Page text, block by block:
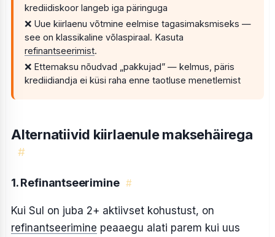
krediidiskoor langeb iga päringuga
❌ Uue kiirlaenu võtmine eelmise tagasimaksmiseks —
see on klassikaline võlaspiraal. Kasuta
refinantseerimist.
❌ Ettemaksu nõudvad „pakkujad” — kelmus, päris
krediidiandja ei küsi raha enne taotluse menetlemist
Alternatiivid kiirlaenule maksehäirega
#
1. Refinantseerimine #
Kui Sul on juba 2+ aktiivset kohustust, on
refinantseerimine peaaegu alati parem kui uus